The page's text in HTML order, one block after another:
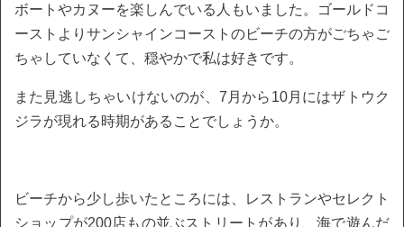
ボートやカヌーを楽しんでいる人もいました。ゴールドコ
ーストよりサンシャインコーストのビーチの方がごちゃご
ちゃしていなくて、穏やかで私は好きです。
また見逃しちゃいけないのが、7月から10月にはザトウク
ジラが現れる時期があることでしょうか。
ビーチから少し歩いたところには、レストランやセレクト
ショップが200店もの並ぶストリートがあり、海で遊んだ